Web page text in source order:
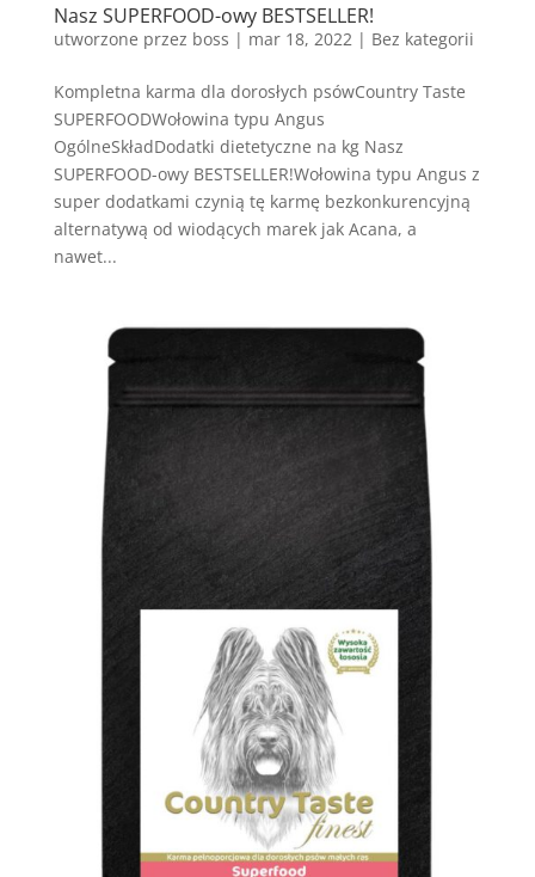
Nasz SUPERFOOD-owy BESTSELLER!
utworzone przez boss | mar 18, 2022| Bez kategorii
Kompletna karma dla dorosłych psówCountry Taste
SUPERFOODWołowina typu Angus
OgólneSkładDodatki dietetyczne na kg Nasz
SUPERFOOD-owy BESTSELLER!Wołowina typu Angus z
super dodatkami czynią tę karmę bezkonkurencyjną
alternatywą od wiodących marek jak Acana, a
nawet...